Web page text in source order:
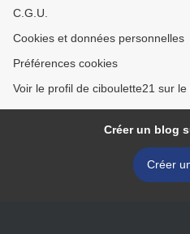
C.G.U.
Cookies et données personnelles
Préférences cookies
Voir le profil de ciboulette21 sur
Créer un blog
Créer